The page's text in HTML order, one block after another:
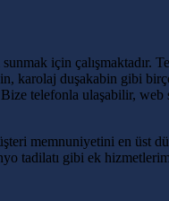
için çalışmaktadır.
duşakabin gibi
telefonla ulaşabilir,
memnuniyetini en üst
tadilatı gibi ek